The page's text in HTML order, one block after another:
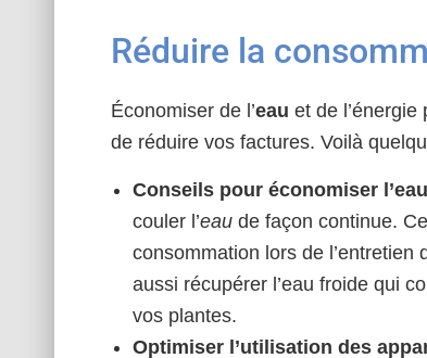
Réduire la
Économiser de l’eau et de
de réduire vos factures. Voilà
Conseils pour économiser
couler l’eau de façon continue.
consommation lors de l’entretien
aussi récupérer l’eau froide qui
vos plantes.
Optimiser l’utilisation des